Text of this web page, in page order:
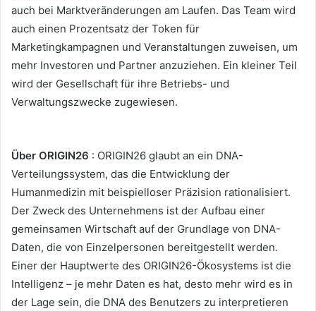
auch bei Marktveränderungen am Laufen. Das Team wird
auch einen Prozentsatz der Token für
Marketingkampagnen und Veranstaltungen zuweisen, um
mehr Investoren und Partner anzuziehen. Ein kleiner Teil
wird der Gesellschaft für ihre Betriebs- und
Verwaltungszwecke zugewiesen.
Über ORIGIN26 : ORIGIN26 glaubt an ein DNA-
Verteilungssystem, das die Entwicklung der
Humanmedizin mit beispielloser Präzision rationalisiert.
Der Zweck des Unternehmens ist der Aufbau einer
gemeinsamen Wirtschaft auf der Grundlage von DNA-
Daten, die von Einzelpersonen bereitgestellt werden.
Einer der Hauptwerte des ORIGIN26-Ökosystems ist die
Intelligenz – je mehr Daten es hat, desto mehr wird es in
der Lage sein, die DNA des Benutzers zu interpretieren